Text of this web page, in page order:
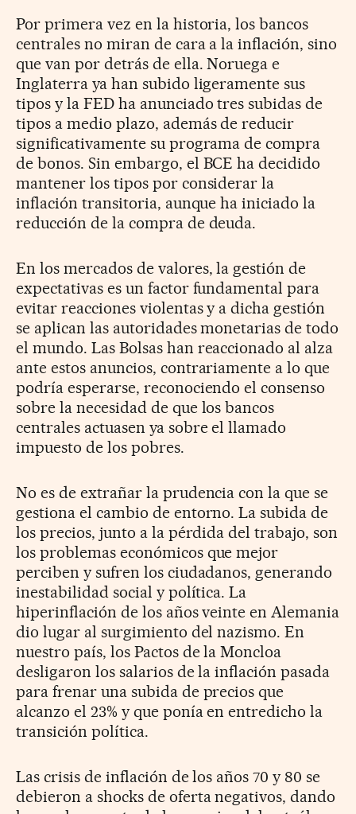
Por primera vez en la historia, los bancos
centrales no miran de cara a la inflación, sino
que van por detrás de ella. Noruega e
Inglaterra ya han subido ligeramente sus
tipos y la FED ha anunciado tres subidas de
tipos a medio plazo, además de reducir
significativamente su programa de compra
de bonos. Sin embargo, el BCE ha decidido
mantener los tipos por considerar la
inflación transitoria, aunque ha iniciado la
reducción de la compra de deuda.
En los mercados de valores, la gestión de
expectativas es un factor fundamental para
evitar reacciones violentas y a dicha gestión
se aplican las autoridades monetarias de todo
el mundo. Las Bolsas han reaccionado al alza
ante estos anuncios, contrariamente a lo que
podría esperarse, reconociendo el consenso
sobre la necesidad de que los bancos
centrales actuasen ya sobre el llamado
impuesto de los pobres.
No es de extrañar la prudencia con la que se
gestiona el cambio de entorno. La subida de
los precios, junto a la pérdida del trabajo, son
los problemas económicos que mejor
perciben y sufren los ciudadanos, generando
inestabilidad social y política. La
hiperinflación de los años veinte en Alemania
dio lugar al surgimiento del nazismo. En
nuestro país, los Pactos de la Moncloa
desligaron los salarios de la inflación pasada
para frenar una subida de precios que
alcanzo el 23% y que ponía en entredicho la
transición política.
Las crisis de inflación de los años 70 y 80 se
debieron a shocks de oferta negativos, dando